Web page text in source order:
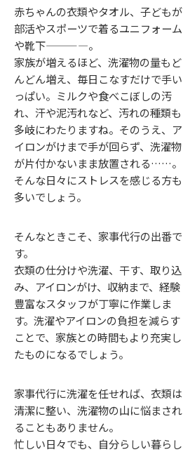
赤ちゃんの衣類やタオル、子どもが
部活やスポーツで着るユニフォーム
や靴下————。
家族が増えるほど、洗濯物の量もど
んどん増え、毎日こなすだけで手い
っぱい。ミルクや食べこぼしの汚
れ、汗や泥汚れなど、汚れの種類も
多岐にわたりますね。そのうえ、ア
イロンがけまで手が回らず、洗濯物
が片付かないまま放置される……。
そんな日々にストレスを感じる方も
多いでしょう。
そんなときこそ、家事代行の出番で
す。
衣類の仕分けや洗濯、干す、取り込
み、アイロンがけ、収納まで、経験
豊富なスタッフが丁寧に作業しま
す。洗濯やアイロンの負担を減らす
ことで、家族との時間もより充実し
たものになるでしょう。
家事代行に洗濯を任せれば、衣類は
清潔に整い、洗濯物の山に悩まされ
ることもありません。
忙しい日々でも、自分らしい暮らし